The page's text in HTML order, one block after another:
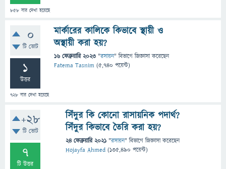
858 বার দেখা হয়েছে
0
টি ভোট
1
উত্তর
728 বার দেখা হয়েছে
মার্কারের কালিকে কিভাবে স্থায়ী ও
অস্থায়ী করা হয়?
16 ফেব্রুয়ারি 2023 "রসায়ন" বিভাগে জিজ্ঞাসাকরেছেন
Fatema Tasnim (5,740 পয়েন্ট)
+28
টি ভোট
7
টি উত্তর
সিঁদুর কি কোনো রাসায়নিক পদার্থ?
সিঁদুর কিভাবে তৈরি করা হয়?
24 ফেব্রুয়ারি 2021 "রসায়ন" বিভাগে জিজ্ঞাসাকরেছেন
Hojayfa Ahmed (135,490 পয়েন্ট)